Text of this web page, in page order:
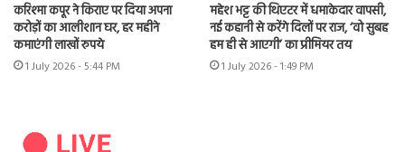
करिश्मा कपूर ने किराए पर दिया अपना
करोड़ों का आलीशान घर, हर महीने
कमाएंगी लाखों रुपये
1 July 2026 - 5:44 PM
महेश भट्ट की थिएटर में धमाकेदार वापसी,
नई कहानी से करेंगे दिलों पर राज, ‘वो सुबह
हम ही से आएगी’ का प्रीमियर तय
1 July 2026 - 1:49 PM